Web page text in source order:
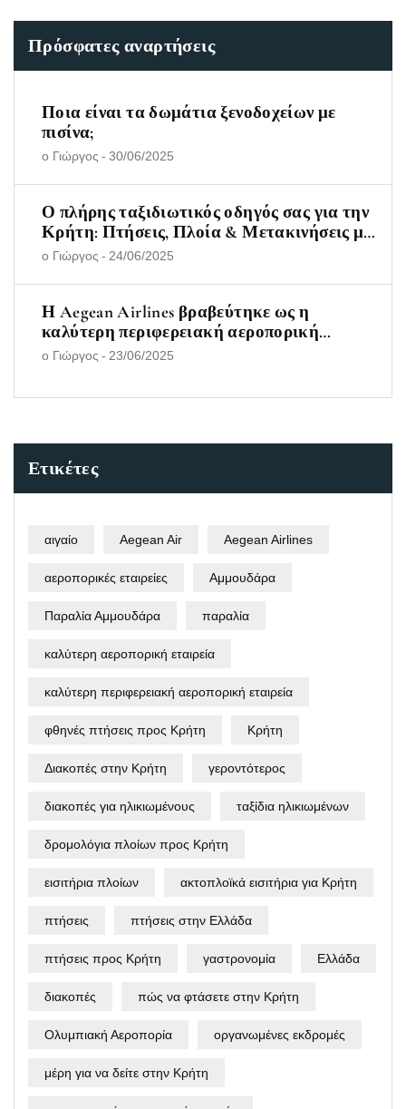
Πρόσφατες αναρτήσεις
Ποια είναι τα δωμάτια ξενοδοχείων με
πισίνα;
ο Γιώργος - 30/06/2025
Ο πλήρης ταξιδιωτικός οδηγός σας για την
Κρήτη: Πτήσεις, Πλοία & Μετακινήσεις με
Λεωφορείο και Αυτοκίνητο
ο Γιώργος - 24/06/2025
Η Aegean Airlines βραβεύτηκε ως η
καλύτερη περιφερειακή αεροπορική
εταιρεία στην Ευρώπη για το 2025
ο Γιώργος - 23/06/2025
Ετικέτες
αιγαίο Aegean Air Aegean Airlines
αεροπορικές εταιρείες Αμμουδάρα
Παραλία Αμμουδάρα παραλία
καλύτερη αεροπορική εταιρεία
καλύτερη περιφερειακή αεροπορική εταιρεία
φθηνές πτήσεις προς Κρήτη Κρήτη
Διακοπές στην Κρήτη γεροντότερος
διακοπές για ηλικιωμένους ταξίδια ηλικιωμένων
δρομολόγια πλοίων προς Κρήτη
εισιτήρια πλοίων ακτοπλοϊκά εισιτήρια για Κρήτη
πτήσεις πτήσεις στην Ελλάδα
πτήσεις προς Κρήτη γαστρονομία Ελλάδα
διακοπές πώς να φτάσετε στην Κρήτη
Ολυμπιακή Αεροπορία οργανωμένες εκδρομές
μέρη για να δείτε στην Κρήτη